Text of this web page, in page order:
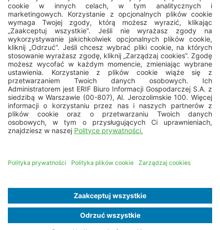
22 594 25 15
Pn - Pt: 8.00 - 16.00
bok@erif.pl
Copyright © 2026 ERIF Biuro Informacji Gospodarczej S.A.
Mapa strony
Nota prawna Dane osobowe
Polityka cookies
Deklaracja dostępności
REALIZACJA:PROFORMAT